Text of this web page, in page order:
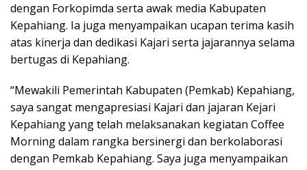
dengan Forkopimda serta awak media Kabupaten
Kepahiang. Ia juga menyampaikan ucapan terima kasih
atas kinerja dan dedikasi Kajari serta jajarannya selama
bertugas di Kepahiang.
“Mewakili Pemerintah Kabupaten (Pemkab) Kepahiang,
saya sangat mengapresiasi Kajari dan jajaran Kejari
Kepahiang yang telah melaksanakan kegiatan Coffee
Morning dalam rangka bersinergi dan berkolaborasi
dengan Pemkab Kepahiang. Saya juga menyampaikan